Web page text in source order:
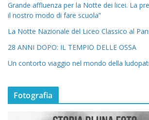
Grande affluenza per la Notte dei licei. La
il nostro modo di fare scuola”
La Notte Nazionale del Liceo Classico al
28 ANNI DOPO: IL TEMPIO DELLE OSSA
Un contorto viaggio nel mondo della
Fotografia